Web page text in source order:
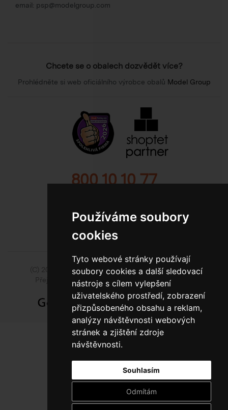
Používáme soubory
cookies
Tyto webové stránky používají
soubory cookies a další sledovací
nástroje s cílem vylepšení
uživatelského prostředí, zobrazení
přizpůsobeného obsahu a reklam,
analýzy návštěvnosti webových
stránek a zjištění zdroje
návštěvnosti.
Souhlasím
Odmítám
email: psp@modelgroup.com
Chcete se o obalech dozvědět více?
Prohlédněte si web oficiálního výrobce obalů Model Group
800 10 10 77
(C) 2014 - 2026 Model Obaly a.s.,ISSA CZECH s.r.o.
Přejít na slovenskou pobočku Model Pack Shop